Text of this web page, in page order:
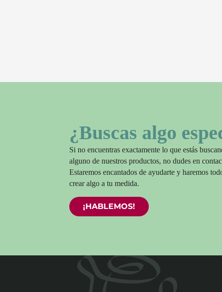
¿Buscas algo
Si no encuentras exactamente lo que estás
alguno de nuestros productos, no dudes en
Estaremos encantados de ayudarte y haremos
crear algo a tu medida.
¡HABLEMOS!